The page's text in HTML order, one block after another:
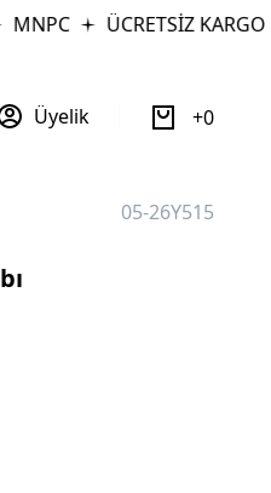
ÜCRETSİZ KARGO
Üyelik 0
05-26Y515